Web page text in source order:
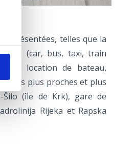
présentées, telles que la
(car, bus, taxi, train
location de bateau,
plus proches et plus
Šilo (île de Krk), gare de
Rijeka et Rapska